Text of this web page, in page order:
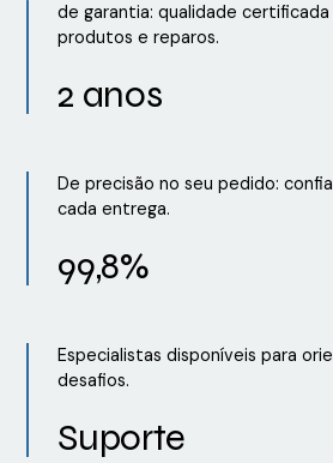
de garantia: qualidade
produtos e reparos.
2 anos
De precisão no seu pedido:
cada entrega.
99,8%
Especialistas disponíveis para
desafios.
Suporte